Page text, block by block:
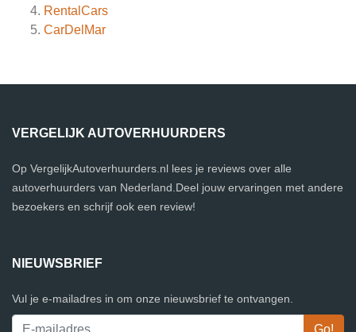
RentalCars
CarDelMar
VERGELIJK AUTOVERHUURDERS
Op VergelijkAutoverhuurders.nl lees je reviews over alle
autoverhuurders van Nederland.Deel jouw ervaringen met andere
bezoekers en schrijf ook een review!
NIEUWSBRIEF
Vul je e-mailadres in om onze nieuwsbrief te ontvangen.